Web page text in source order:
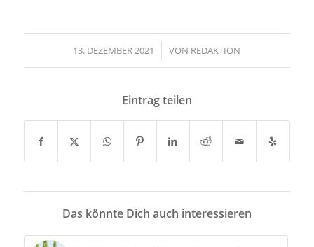
13. DEZEMBER 2021
/ VON REDAKTION
Eintrag teilen
Das könnte Dich auch interessieren